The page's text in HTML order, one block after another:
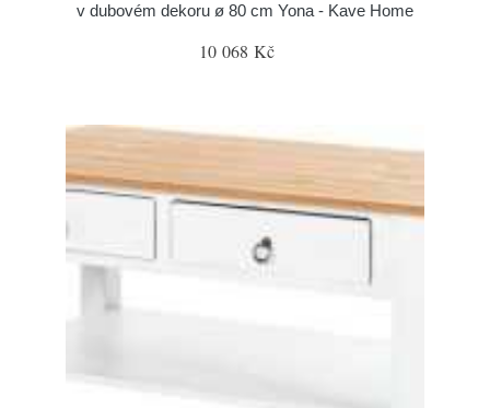
v dubovém dekoru ø 80 cm Yona - Kave Home
10 068 Kč